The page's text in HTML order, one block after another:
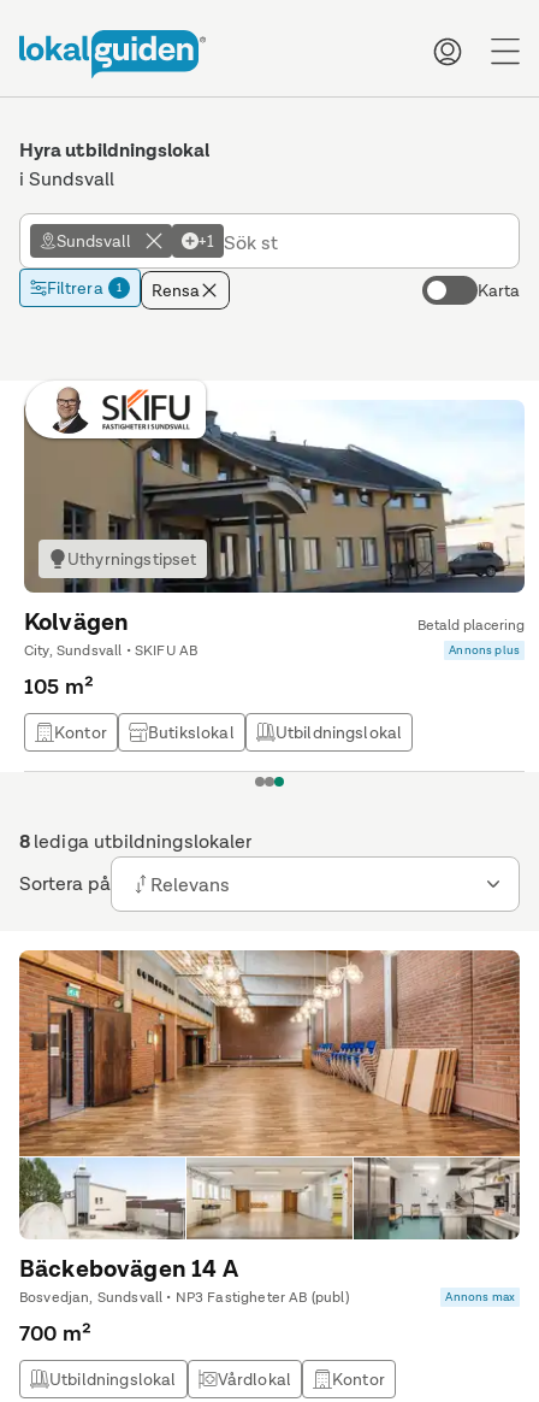
Hyra utbildningslokal
i Sundsvall
Sundsvall +1
Filtrera 1 Rensa Karta
8lediga utbildningslokaler
Sortera på
Relevans
Uthyrningstipset
Kolvägen
Betald placering
City, Sundsvall • SKIFU AB
Annons plus
105 m²
Kontor Butikslokal Utbildningslokal
123
Bäckebovägen 14 A
Bosvedjan, Sundsvall • NP3 Fastigheter AB (publ) Annons max
700 m²
Utbildningslokal Vårdlokal
Kontor